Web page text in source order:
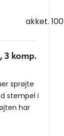
100
3 komp.
sprøjte
stempel i
har